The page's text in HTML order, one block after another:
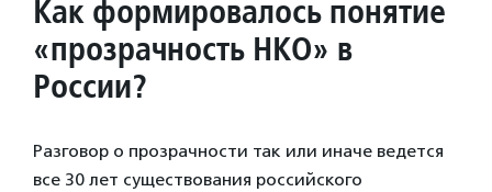
Как формировалось понятие
«прозрачность НКО» в
России?
Разговор о прозрачности так или иначе ведется
все 30 лет существования российского